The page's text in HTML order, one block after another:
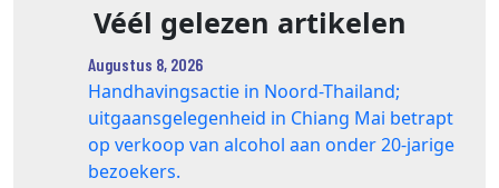
Véél gelezen artikelen
Augustus 8, 2026
Handhavingsactie in Noord-Thailand;
uitgaansgelegenheid in Chiang Mai betrapt
op verkoop van alcohol aan onder 20-jarige
bezoekers.